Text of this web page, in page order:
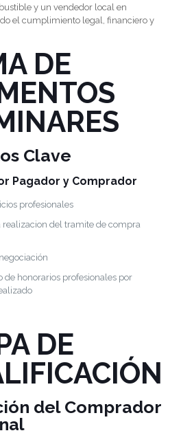
y un vendedor local en
el cumplimiento legal, financiero y
DE
Clave
Pagador y Comprador
profesionales
realizacion del tramite de compra
de honorarios profesionales por
DE
del Comprador